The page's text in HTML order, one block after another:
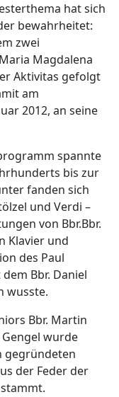
hat sich
bewahrheitet:
zwei
Magdalena
Aktivitas gefolgt
am
2012, an seine
spannte
bis zur
fanden sich
und Verdi –
von Bbr.Bbr.
Klavier und
des Paul
Bbr. Daniel
wusste.
Bbr. Martin
wurde
gegründeten
der Feder der
stammt.